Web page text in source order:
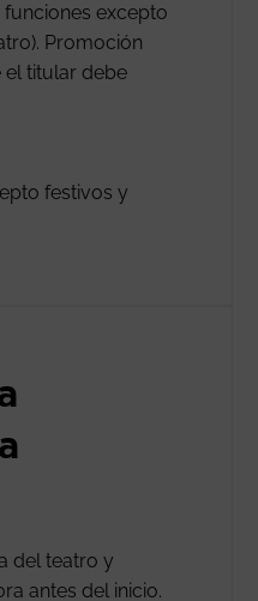
excepto
Promoción
el titular debe
festivos y
del teatro y
antes del inicio.